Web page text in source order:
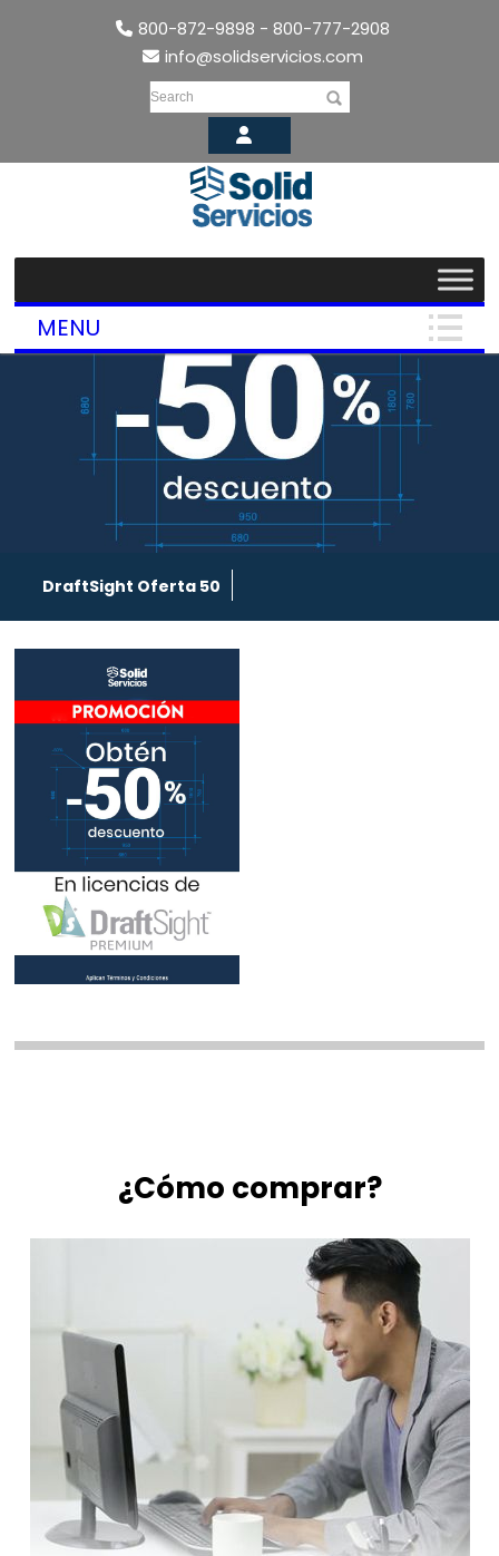
800-872-9898 - 800-777-2908
info@solidservicios.com
Search
MENU
DraftSight Oferta 50
¿Cómo comprar?